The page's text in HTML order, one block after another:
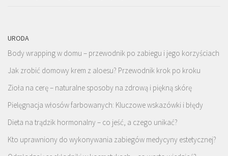
URODA
Body wrapping w domu – przewodnik po zabiegu i jego korzyściach
Jak zrobić domowy krem z aloesu? Przewodnik krok po kroku
Zioła na cerę – naturalne sposoby na zdrową i piękną skórę
Pielęgnacja włosów farbowanych: Kluczowe wskazówki i błędy
Dieta na trądzik hormonalny – co jeść, a czego unikać?
Kto uprawniony do wykonywania zabiegów medycyny estetycznej?